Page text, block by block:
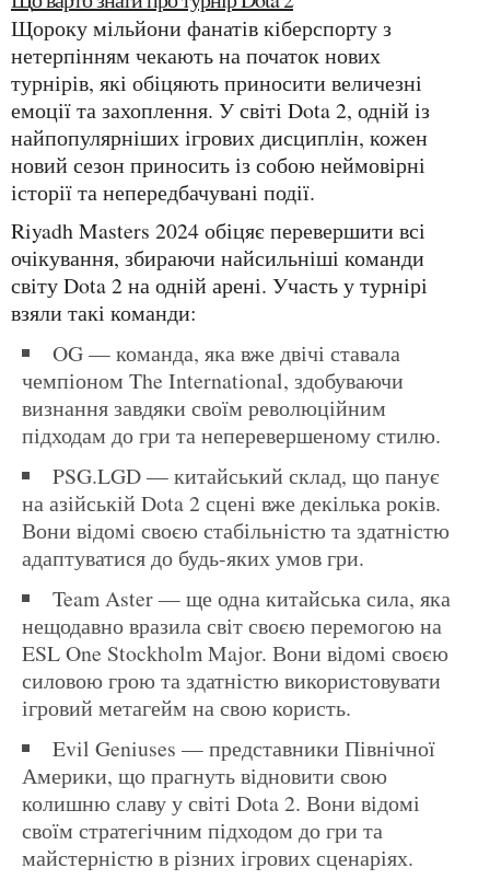
Щороку мільйони фанатів кіберспорту з
нетерпінням чекають на початок нових
турнірів, які обіцяють приносити величезні
емоції та захоплення. У світі Dota 2, одній із
найпопулярніших ігрових дисциплін, кожен
новий сезон приносить із собою неймовірні
історії та непередбачувані події.
Riyadh Masters 2024 обіцяє перевершити всі
очікування, збираючи найсильніші команди
світу Dota 2 на одній арені. Участь у турнірі
взяли такі команди:
OG — команда, яка вже двічі ставала
чемпіоном The International, здобуваючи
визнання завдяки своїм революційним
підходам до гри та неперевершеному стилю.
PSG.LGD — китайський склад, що панує
на азійській Dota 2 сцені вже декілька років.
Вони відомі своєю стабільністю та здатністю
адаптуватися до будь-яких умов гри.
Team Aster — ще одна китайська сила, яка
нещодавно вразила світ своєю перемогою на
ESL One Stockholm Major. Вони відомі своєю
силовою грою та здатністю використовувати
ігровий метагейм на свою користь.
Evil Geniuses — представники Північної
Америки, що прагнуть відновити свою
колишню славу у світі Dota 2. Вони відомі
своїм стратегічним підходом до гри та
майстерністю в різних ігрових сценаріях.